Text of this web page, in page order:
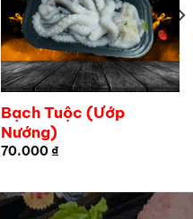
Bạch Tuộc (ướp
Nướng)
70.000 ₫